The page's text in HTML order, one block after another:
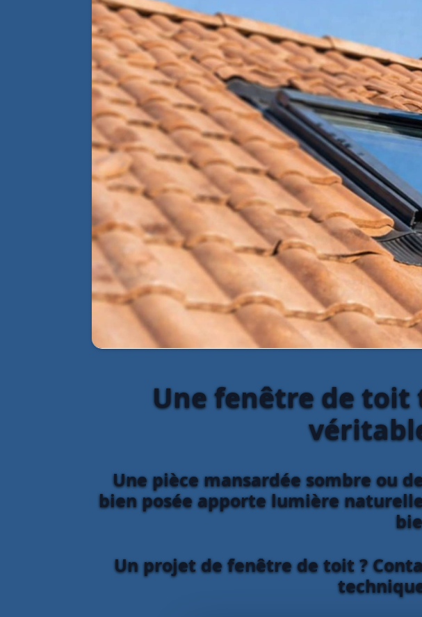
Une fenêtre de toit
Une pièce mansardée sombre ou
bien posée apporte lumière
Un projet de fenêtre de toit ?